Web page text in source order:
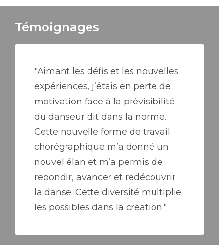
Témoignages
"Aimant les défis et les nouvelles
expériences, j’étais en perte de
motivation face à la prévisibilité
du danseur dit dans la norme.
Cette nouvelle forme de travail
chorégraphique m’a donné un
nouvel élan et m’a permis de
rebondir, avancer et redécouvrir
la danse. Cette diversité multiplie
les possibles dans la création."